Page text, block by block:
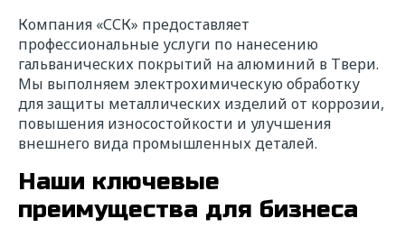
Компания «ССК» предоставляет
профессиональные услуги по нанесению
гальванических покрытий на алюминий в Твери.
Мы выполняем электрохимическую обработку
для защиты металлических изделий от коррозии,
повышения износостойкости и улучшения
внешнего вида промышленных деталей.
Наши ключевые
преимущества для бизнеса